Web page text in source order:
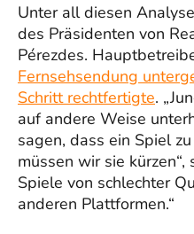
Unter all diesen
des Präsidenten von
Pérezdes.
Fernsehsendung
Schritt rechtfertigte.
auf andere Weise
sagen, dass ein Spiel
müssen wir sie
Spiele von schlechter
anderen Plattformen.“